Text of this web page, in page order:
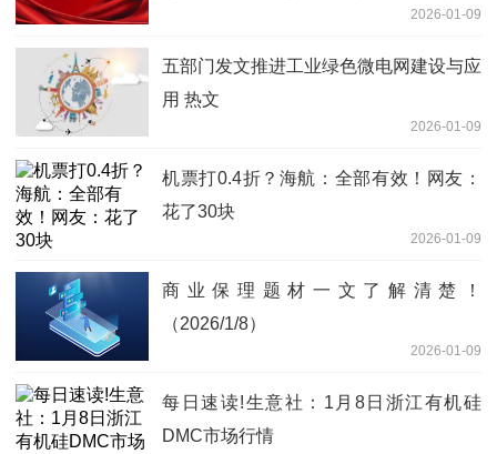
2026-01-09
五部门发文推进工业绿色微电网建设与应
用 热文
2026-01-09
机票打0.4折？海航：全部有效！网友：
花了30块
2026-01-09
商业保理题材一文了解清楚！
（2026/1/8）
2026-01-09
每日速读!生意社：1月8日浙江有机硅
DMC市场行情